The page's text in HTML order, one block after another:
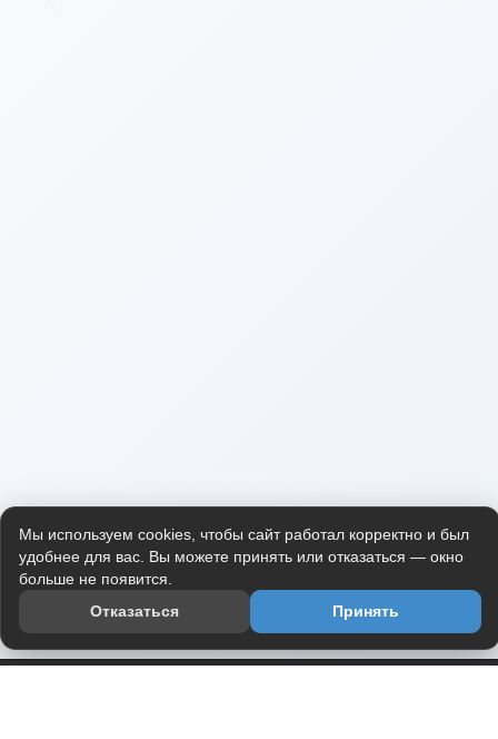
Мы используем cookies, чтобы сайт работал корректно и был
удобнее для вас. Вы можете принять или отказаться — окно
больше не появится.
Отказаться
Принять